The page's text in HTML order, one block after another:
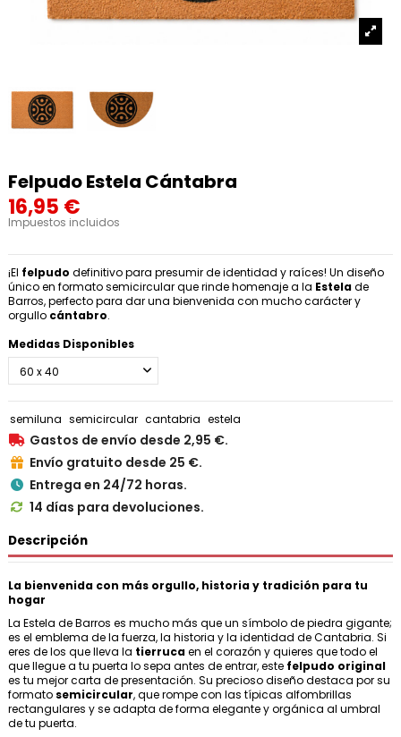
Felpudo Estela Cántabra
16,95 €
Impuestos incluidos
¡El felpudo definitivo para presumir de identidad y raíces! Un diseño
único en formato semicircular que rinde homenaje a la Estelade
Barros, perfecto para dar una bienvenida con mucho carácter y
orgullo cántabro.
Medidas Disponibles
semiluna semicircular cantabria estela
 Gastos de envío desde 2,95 €.
 Envío gratuito desde 25 €.
 Entrega en 24/72 horas.
 14 días para devoluciones.
Descripción
La bienvenida con más orgullo, historia y tradición para tu
hogar
La Estela de Barros es mucho más que un símbolo de piedra gigante;
es el emblema de la fuerza, la historia y la identidad de Cantabria. Si
eres de los que lleva la tierrucaen el corazón y quieres que todo el
que llegue a tu puerta lo sepa antes de entrar, este felpudo original
es tu mejor carta de presentación. Su precioso diseño destaca por su
formato semicircular, que rompe con las típicas alfombrillas
rectangulares y se adapta de forma elegante y orgánica al umbral
de tu puerta.